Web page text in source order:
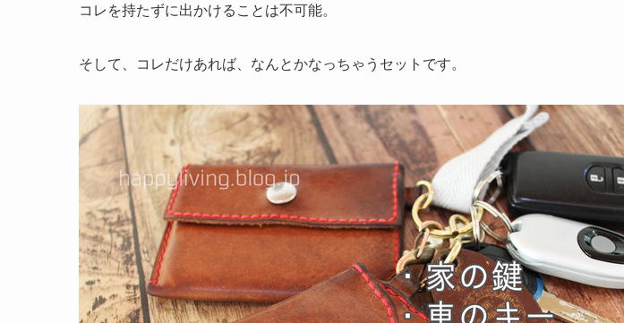
コレを持たずに出かけることは不可能。
そして、コレだけあれば、なんとかなっちゃうセットです。